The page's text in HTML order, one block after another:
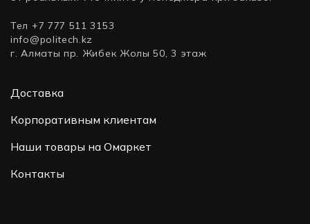
Тел +7 777 511 3153
info@politech.kz
г. Алматы пр. Жибек Жолы 50, 3 этаж
Доставка
Корпоративным клиентам
Наши товары на Омаркет
Контакты